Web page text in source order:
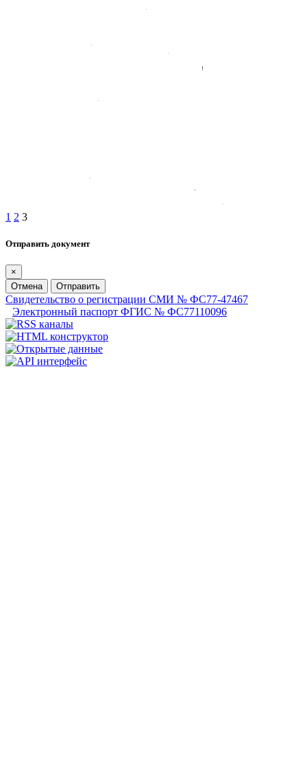
1 2 3
Отправить документ
×
Отмена
Отправить
Свидетельство о регистрации СМИ № ФС77-47467
Электронный паспорт ФГИС № ФС77110096